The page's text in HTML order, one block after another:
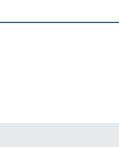
フォトギャラリー
セス